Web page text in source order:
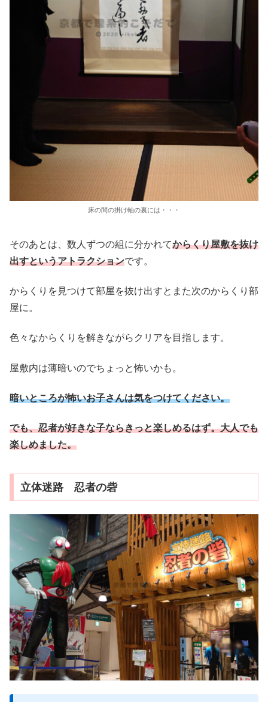
床の間の掛け軸の裏には・・・
そのあとは、数人ずつの組に分かれてからくり屋敷を抜け
出すというアトラクションです。
からくりを見つけて部屋を抜け出すとまた次のからくり部
屋に。
色々なからくりを解きながらクリアを目指します。
屋敷内は薄暗いのでちょっと怖いかも。
暗いところが怖いお子さんは気をつけてください。
でも、忍者が好きな子ならきっと楽しめるはず。大人でも
楽しめました。
立体迷路 忍者の砦